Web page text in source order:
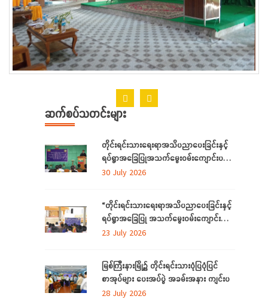
ဆက်စပ်သတင်းများ
တိုင်းရင်းသားရေးရာအသိပညာပေးခြင်းနှင့်
ရပ်ရွာအခြေပြုအသက်မွေးဝမ်းကျောင်းပညာ
လိုအပ်ချက်တို့ကို ဆန်းစစ်စီမံခြင်းအစီအစဉ်
30 July 2026
“တိုင်းရင်းသားရေးရာအသိပညာပေးခြင်းနှင့်
ရပ်ရွာအခြေပြု အသက်မွေးဝမ်းကျောင်း
ပညာ လိုအပ်ချက် ဆန်းစစ်စီမံခြင်း
23 July 2026
မြစ်ကြီးနားမြို့၌ တိုင်းရင်းသားပုံပြပုံပြင်
စာအုပ်များ ပေးအပ်ပွဲ အခမ်းအနား ကျင်းပ
28 July 2026